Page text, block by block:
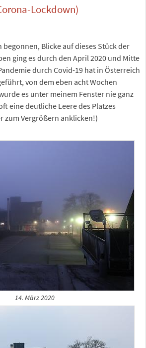
Lockdown)
begonnen, Blicke auf dieses Stück der
ging es durch den April 2020 und Mitte
durch Covid-19 hat in Österreich
von dem eben acht Wochen
es unter meinem Fenster nie ganz
eine deutliche Leere des Platzes
zum Vergrößern anklicken!)
14. März 2020